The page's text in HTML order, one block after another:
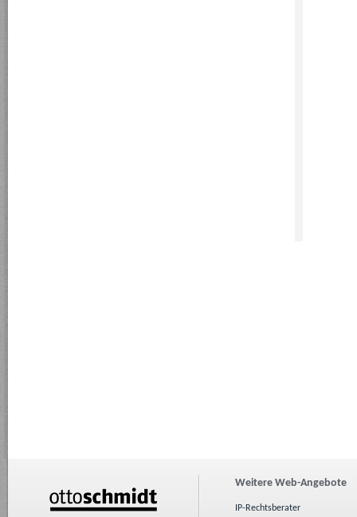
Weitere Web-Angebote
IP-Rechtsberater